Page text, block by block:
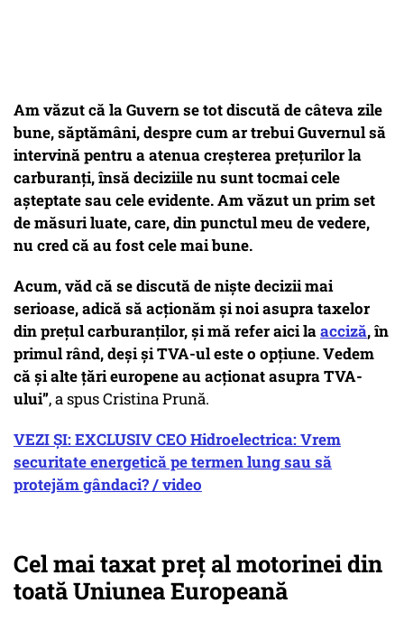
Am văzut că la Guvern se tot discută de câteva zile
bune, săptămâni, despre cum ar trebui Guvernul să
intervină pentru a atenua creșterea prețurilor la
carburanți, însă deciziile nu sunt tocmai cele
așteptate sau cele evidente. Am văzut un prim set
de măsuri luate, care, din punctul meu de vedere,
nu cred că au fost cele mai bune.
Acum, văd că se discută de niște decizii mai
serioase, adică să acționăm și noi asupra taxelor
din prețul carburanților, și mă refer aici laacciză, în
primul rând, deși și TVA-ul este o opțiune. Vedem
că și alte țări europene au acționat asupra TVA-
ului”, a spus Cristina Prună.
VEZI ȘI: EXCLUSIV CEO Hidroelectrica: Vrem
securitate energetică pe termen lung sau să
protejăm gândaci? / video
Cel mai taxat preț al motorinei din
toată Uniunea Europeană